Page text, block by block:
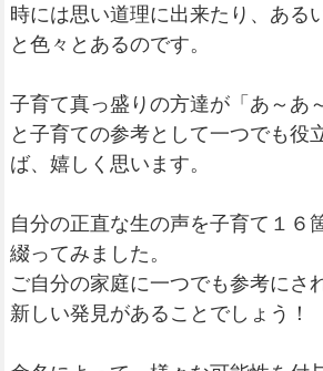
時には思い道理に出来たり、ある
と色々とあるのです。
子育て真っ盛りの方達が「あ～あ
と子育ての参考として一つでも役
ば、嬉しく思います。
自分の正直な生の声を子育て１６
綴ってみました。
ご自分の家庭に一つでも参考にさ
新しい発見があることでしょう！